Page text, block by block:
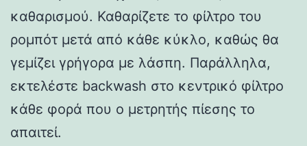
καθαρισμού. Καθαρίζετε το φίλτρο του
ρομπότ μετά από κάθε κύκλο, καθώς θα
γεμίζει γρήγορα με λάσπη. Παράλληλα,
εκτελέστε backwash στο κεντρικό φίλτρο
κάθε φορά που ο μετρητής πίεσης το
απαιτεί.